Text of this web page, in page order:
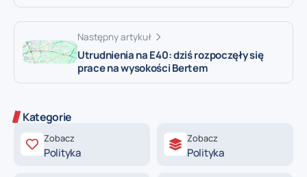
Następny artykuł
Utrudnienia na E40: dziś rozpoczęły się
prace na wysokości Bertem
Kategorie
Zobacz
Polityka
Zobacz
Polityka